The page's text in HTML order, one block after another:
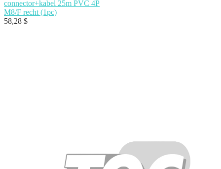
connector+kabel 25m PVC 4P
M8/F recht (1pc)
58,28 $